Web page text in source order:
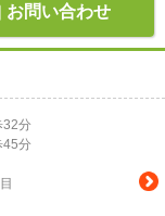
お問い合わせ
32分
45分